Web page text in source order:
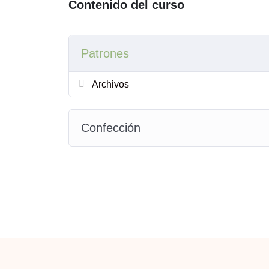
Medios de pago: Mercado pago, Go cuotas
transferencia bancaria con un 10% de
Moldería para uso personal o
Contenido del curso
Patrones
Archivos
Confección